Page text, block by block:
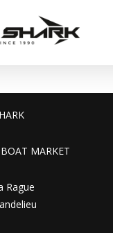
MARKET
Rague